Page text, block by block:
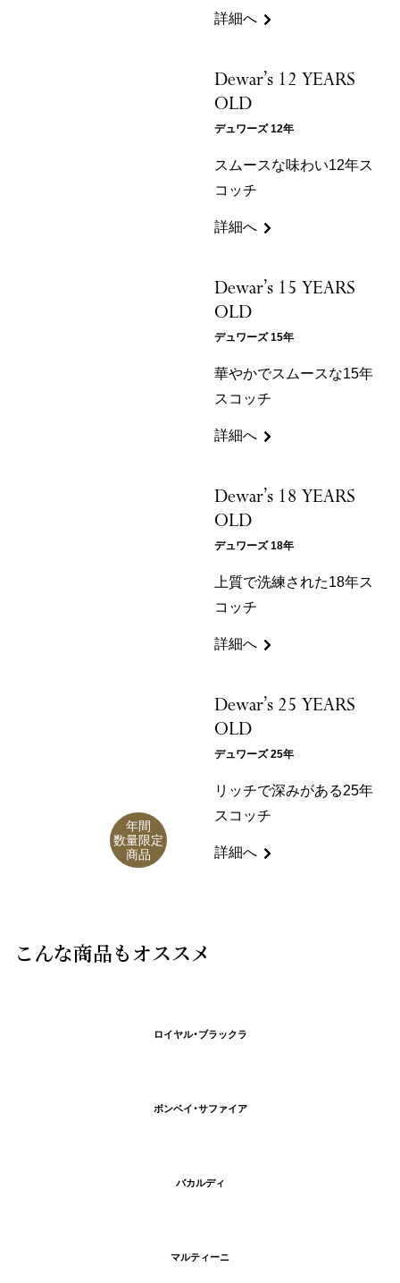
詳細へ
Dewar’s 12 YEARS
OLD
デュワーズ 12年
スムースな味わい12年ス
コッチ
詳細へ
Dewar’s 15 YEARS
OLD
デュワーズ 15年
華やかでスムースな15年
スコッチ
詳細へ
Dewar’s 18 YEARS
OLD
デュワーズ 18年
上質で洗練された18年ス
コッチ
詳細へ
年間
数量限定
商品
Dewar’s 25 YEARS
OLD
デュワーズ 25年
リッチで深みがある25年
スコッチ
詳細へ
こんな商品もオススメ
ロイヤル・ブラックラ
ボンベイ・サファイア
バカルディ
マルティーニ